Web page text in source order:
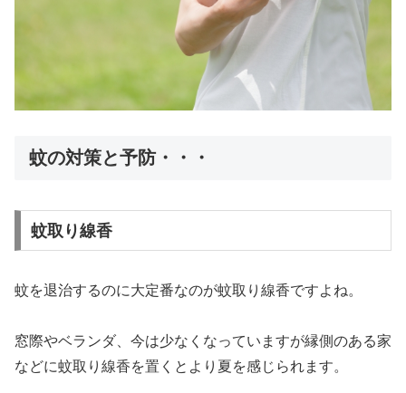
蚊の対策と予防・・・
蚊取り線香
蚊を退治するのに大定番なのが蚊取り線香ですよね。
窓際やベランダ、今は少なくなっていますが縁側のある家
などに蚊取り線香を置くとより夏を感じられます。